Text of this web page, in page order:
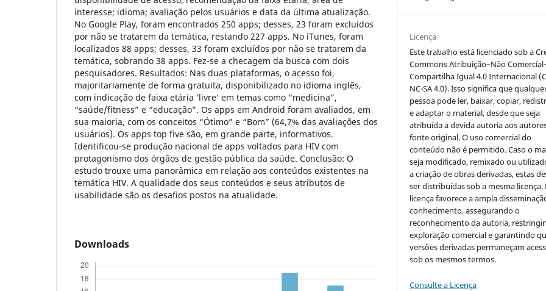
interesse; idioma; avaliação pelos usuários e data da última atualização.
No Google Play, foram encontrados 250 apps; desses, 23 foram excluídos
por não se tratarem da temática, restando 227 apps. No iTunes, foram
localizados 88 apps; desses, 33 foram excluídos por não se tratarem da
temática, sobrando 38 apps. Fez-se a checagem da busca com dois
pesquisadores. Resultados: Nas duas plataformas, o acesso foi,
majoritariamente de forma gratuita, disponibilizado no idioma inglês,
com indicação de faixa etária ‘livre’ em temas como “medicina”,
“saúde/fitness” e “educação”. Os apps em Android foram avaliados, em
sua maioria, com os conceitos “Ótimo” e “Bom” (64,7% das avaliações dos
usuários). Os apps top five são, em grande parte, informativos.
Identificou-se produção nacional de apps voltados para HIV com
protagonismo dos órgãos de gestão pública da saúde. Conclusão: O
estudo trouxe uma panorâmica em relação aos conteúdos existentes na
temática HIV. A qualidade dos seus conteúdos e seus atributos de
usabilidade são os desafios postos na atualidade.
Downloads
Licença
Este trabalho está licenciado sob a
Commons Atribuição–Não
Compartilha Igual 4.0 Internacional
NC-SA 4.0). Isso significa que
pessoa pode ler, baixar, copiar,
e adaptar o material, desde que seja
atribuída a devida autoria aos
fonte original. O uso comercial do
conteúdo não é permitido. Caso o
seja modificado, remixado ou
a criação de obras derivadas, estas
ser distribuídas sob a mesma licença.
licença favorece a ampla
conhecimento, assegurando o
reconhecimento da autoria,
exploração comercial e garantindo
versões derivadas permaneçam
sob os mesmos termos.
Consulte a Licença